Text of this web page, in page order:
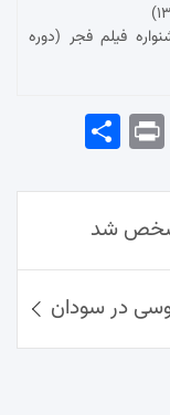
فیلم فجر (دوره
Pri
شد
در سودان